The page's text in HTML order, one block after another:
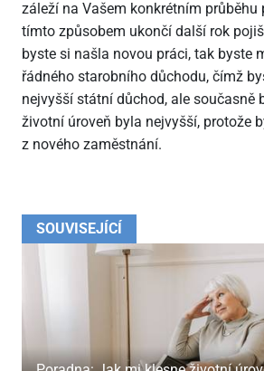
SOUVISEJÍCÍ
záleží na Vašem konkrétním průběhu
tímto způsobem ukončí další rok
byste si našla novou práci, tak byste
řádného starobního důchodu, čímž
nejvyšší státní důchod, ale současně
životní úroveň byla nejvyšší, protože
z nového zaměstnání.